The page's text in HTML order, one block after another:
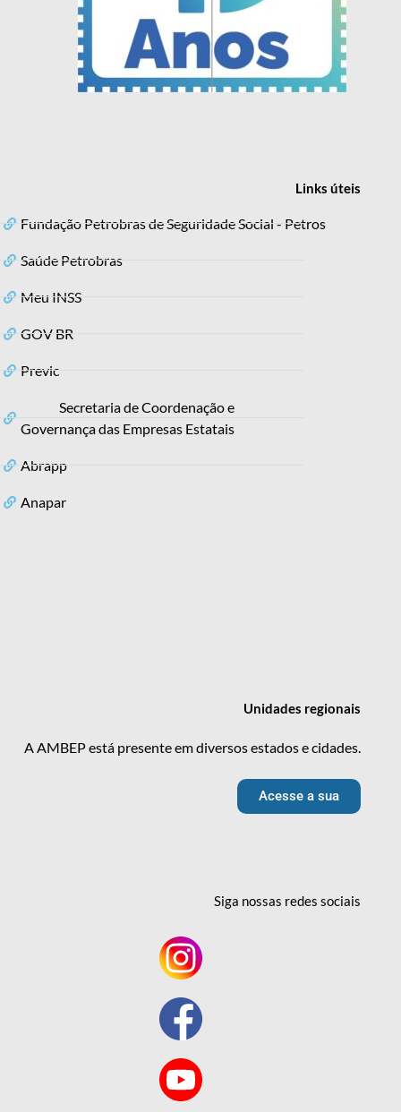
Linksúteis
Fundação Petrobras de Seguridade Social - Petros
Saúde Petrobras
Meu INSS
GOV BR
Previc
Secretaria de Coordenação e
Governança das Empresas Estatais
Abrapp
Anapar
Unidades regionais
A AMBEP está presente em diversos estados e cidades.
Acesse a sua
Siga nossas redessociais